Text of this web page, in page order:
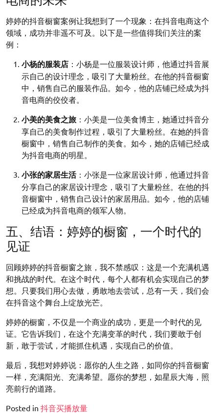
婷婷的抖音橱窗案例让我想到了一个现象：在抖音电商这个
领域，成功并非遥不可及。以下是一些值得我们关注的案
例：
小杨的服装店 ：小杨是一位服装设计师，他通过抖音展
示自己的设计理念，吸引了大量粉丝。在他的抖音橱窗
中，销售自己的服装作品。如今，他的店铺已经成为抖
音电商的佼佼者。
小美的美食之旅 ：小美是一位美食博主，她通过抖音分
享自己的美食制作过程，吸引了大量粉丝。在她的抖音
橱窗中，销售自己制作的美食。如今，她的店铺已经成
为抖音电商的明星。
小张的家居生活：小张是一位家居设计师，他通过抖音
分享自己的家居设计理念，吸引了大量粉丝。在他的抖
音橱窗中，销售自己设计的家居用品。如今，他的店铺
已经成为抖音电商的领军人物。
五、结语：婷婷的橱窗，一个时代的
见证
回顾婷婷的抖音橱窗之旅，我不禁感叹：这是一个充满机遇
和挑战的时代。在这个时代，每个人都有机会实现自己的梦
想。只要我们用心去做，勇敢地去尝试，总有一天，我们会
在抖音这个舞台上绽放光芒。
婷婷的橱窗，不仅是一个商业的成功，更是一个时代的见
证。它告诉我们，在这个充满变革的时代，我们要敢于创
新，敢于尝试，才能抓住机遇，实现自己的价值。
最后，我想对婷婷说：愿你的人生之路，如同你的抖音橱窗
一样，充满阳光、充满希望。愿你的梦想，如星辰大海，照
亮前行的道路。
Posted in 抖音买播放量